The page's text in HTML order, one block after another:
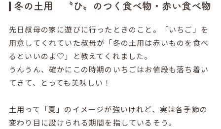
冬の土用 〝ひ〟のつく食べ物・赤い食べ物
先日叔母の家に遊びに行ったときのこと。「いちご」を
用意してくれていた叔母が「冬の土用は赤いものを食べ
るといいのよ♡」と教えてくれました。
うんうん、確かにこの時期のいちごはお値段も落ち着い
てきて、とっても美味しい！
土用って「夏」のイメージが強いけれど、実は各季節の
変わり目に設けられる期間を指しているそう。